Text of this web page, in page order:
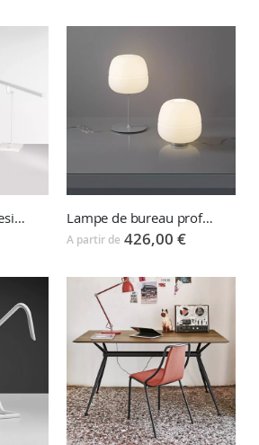
Lampe de bureau design MICROSTICK Lampe de bureau professionnel AFRA
A partir de 426,00 €